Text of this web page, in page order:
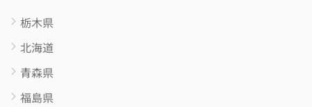
栃木県
北海道
青森県
福島県